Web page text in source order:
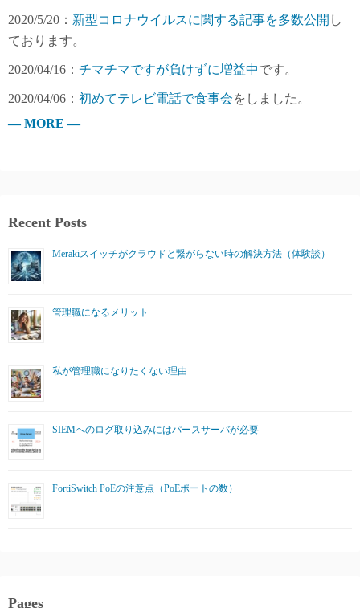
2020/5/20： 新型コロナウイルスに関する記事を多数公開 し
ております。
2020/04/16： チマチマですが負けずに増益中です。
2020/04/06： 初めてテレビ電話で食事会をしました。
— MORE —
Recent Posts
Merakiスイッチがクラウドと繋がらない時の解決方法（体験談）
管理職になるメリット
私が管理職になりたくない理由
SIEMへのログ取り込みにはパースサーバが必要
FortiSwitch PoEの注意点（PoEポートの数）
Pages